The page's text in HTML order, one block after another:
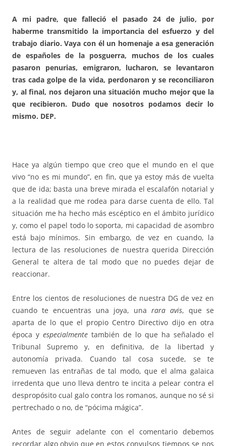
A mi padre, que falleció el pasado 24 de julio, por
haberme transmitido la importancia del esfuerzo y del
trabajo diario. Vaya con él un homenaje a esa generación
de españoles de la posguerra, muchos de los cuales
pasaron penurias, emigraron, lucharon, se levantaron
tras cada golpe de la vida, perdonaron y se reconciliaron
y, al final, nos dejaron una situación mucho mejor que la
que recibieron. Dudo que nosotros podamos decir lo
mismo. DEP.
Hace ya algún tiempo que creo que el mundo en el que
vivo “no es mi mundo”, en fin, que ya estoy más de vuelta
que de ida; basta una breve mirada el escalafón notarial y
a la realidad que me rodea para darse cuenta de ello. Tal
situación me ha hecho más escéptico en el ámbito jurídico
y, como el papel todo lo soporta, mi capacidad de asombro
está bajo mínimos. Sin embargo, de vez en cuando, la
lectura de las resoluciones de nuestra querida Dirección
General te altera de tal modo que no puedes dejar de
reaccionar.
Entre los cientos de resoluciones de nuestra DG de vez en
cuando te encuentras una joya, una rara avis, que se
aparta de lo que el propio Centro Directivo dijo en otra
época y especialmente también de lo que ha señalado el
Tribunal Supremo y, en definitiva, de la libertad y
autonomía privada. Cuando tal cosa sucede, se te
remueven las entrañas de tal modo, que el alma galaica
irredenta que uno lleva dentro te incita a pelear contra el
despropósito cual galo contra los romanos, aunque no sé si
pertrechado o no, de “pócima mágica”.
Antes de seguir adelante con el comentario debemos
recordar algo obvio que en estos convulsos tiempos se nos